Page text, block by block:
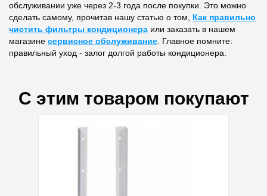
обслуживании уже через 2-3 года после покупки. Это можно
сделать самому, прочитав нашу статью о том, Как правильно
чистить фильтры кондиционера или заказать в нашем
магазине сервисное обслуживание . Главное помните:
правильный уход - залог долгой работы кондиционера.
С этим товаром покупают